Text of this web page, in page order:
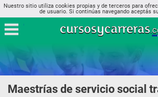
Nuestro sitio utiliza cookies propias y de terceros para
de usuario. Si continúas navegando aceptás
Maestrías de servicio social